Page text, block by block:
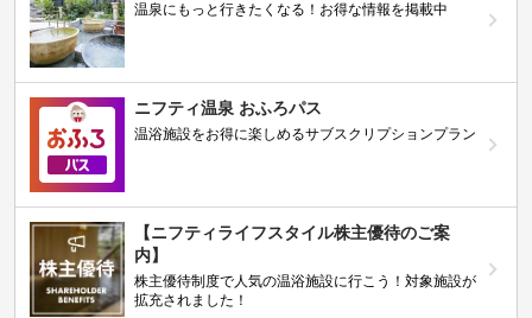
温泉にもっと行きたくなる！お得な情報を掲載中
ニフティ温泉 おふろパス
温浴施設をお得に楽しめるサブスクリプションプラン
【ニフティライフスタイル株主優待のご案
内】
株主優待制度で人気の温浴施設に行こう！対象施設が
拡充されました！